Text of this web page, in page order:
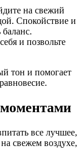
на свежий
Спокойствие и
и позвольте
тон и помогает
моментами
все лучшее,
свежем воздухе,